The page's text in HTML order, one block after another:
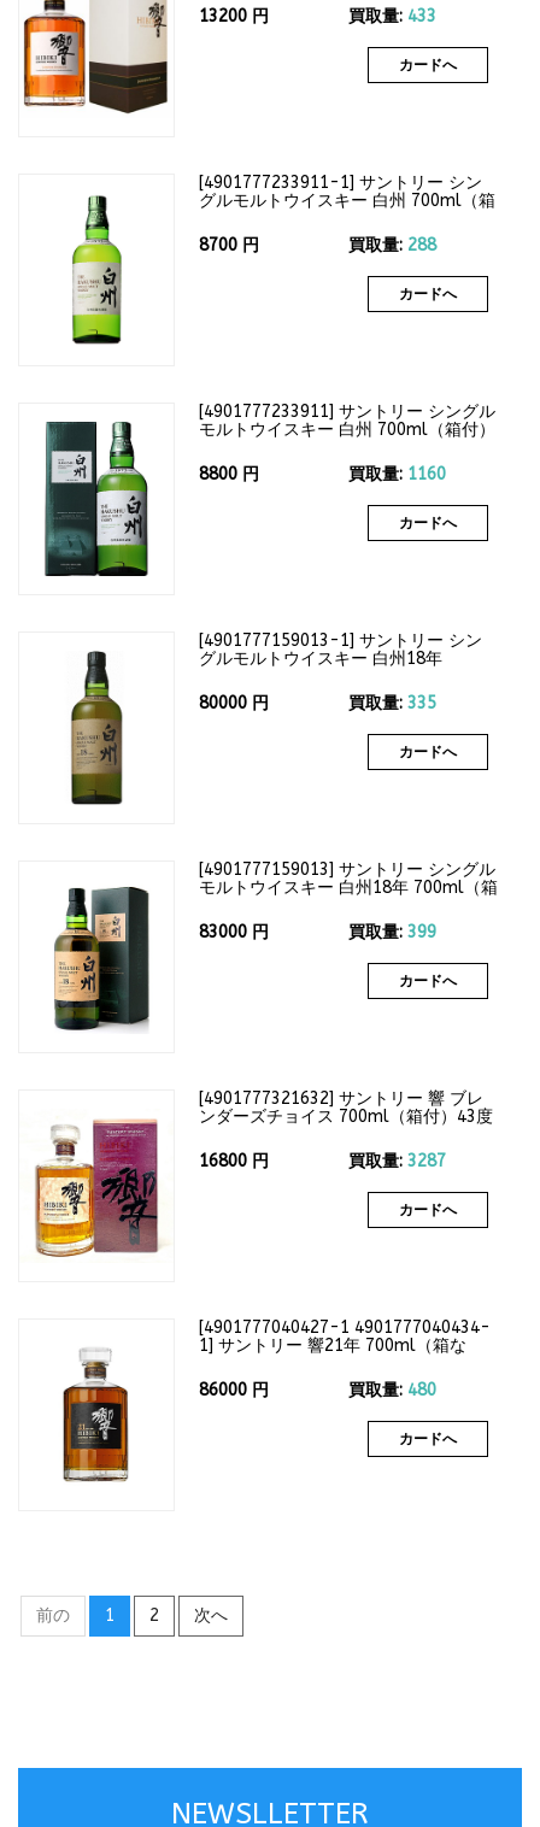
13200 円 買取量: 433
カードへ
[4901777233911-1] サントリー シン
グルモルトウイスキー 白州 700ml（箱
8700 円 買取量: 288
カードへ
[4901777233911] サントリー シングル
モルトウイスキー 白州 700ml（箱付）
8800 円 買取量: 1160
カードへ
[4901777159013-1] サントリー シン
グルモルトウイスキー 白州18年
80000 円 買取量: 335
カードへ
[4901777159013] サントリー シングル
モルトウイスキー 白州18年 700ml（箱
83000 円 買取量: 399
カードへ
[4901777321632] サントリー 響 ブレ
ンダーズチョイス 700ml（箱付）43度
16800 円 買取量: 3287
カードへ
[4901777040427-1 4901777040434-
1] サントリー 響21年 700ml（箱な
86000 円 買取量: 480
カードへ
前の 1 2 次へ
NEWSLLETTER